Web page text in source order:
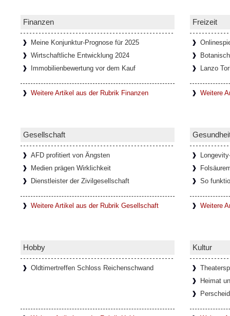
Onlinespiele können soziale
In den letzten Jahrzehnten haben sich
entwickelt, die oft auch nach
Piemont, bildet das Tor zu den drei Tälern
Glamouröse Hommage an
Ponte del Diavolo - Teufelsbrücke
In einem kleinen Ort mit dem Namen
Finanzen
Meine Konjunktur-Prognose für 2025
Wirtschaftliche Entwicklung 2024
Immobilienbewertung vor dem Kauf
Weitere Artikel aus der Rubrik Finanzen
Freizeit
Lanzo
Weitere
Gesellschaft
AFD profitiert von Ängsten
Medien prägen Wirklichkeit
Dienstleister der Zivilgesellschaft
Weitere Artikel aus der Rubrik Gesellschaft
So
Weitere
Hobby
Oldtimertreffen Schloss Reichenschwand
Kultur
Heimat